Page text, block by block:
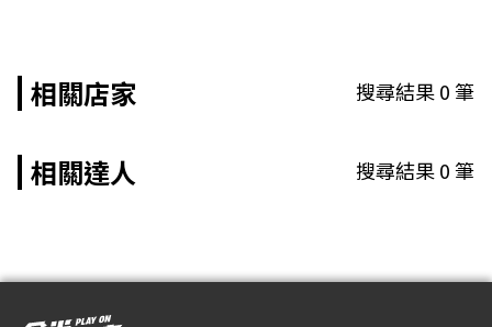
相關店家 搜尋結果0筆
相關達人 搜尋結果0筆